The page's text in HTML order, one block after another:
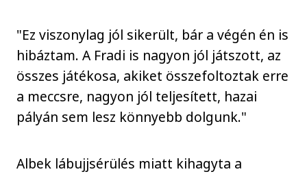
"Ez viszonylag jól sikerült, bár a végén én is
hibáztam. A Fradi is nagyon jól játszott, az
összes játékosa, akiket összefoltoztak erre
a meccsre, nagyon jól teljesített, hazai
pályán sem lesz könnyebb dolgunk."
Albek lábujjsérülés miatt kihagyta a